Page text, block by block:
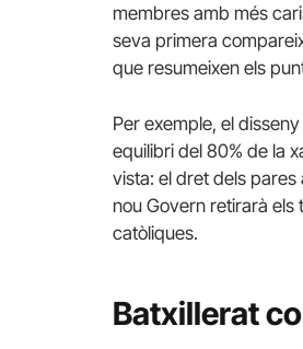
membres amb més
seva primera
que resumeixen els
Per exemple, el
equilibri del 80% de la
vista: el dret dels pares
nou Govern retirarà els
catòliques.
Batxillerat